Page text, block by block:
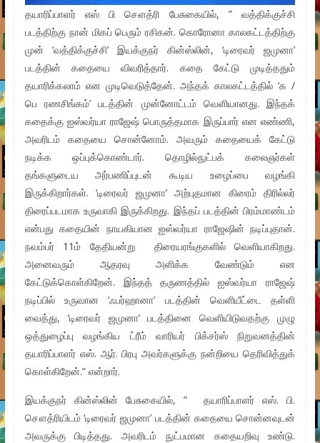
தயாரிப்பாளர் எஸ் பி சௌத்ரி பேசுகையில், ” வத்திக்குச்சி
படத்திற்கு நான் மிகப் பெரும் ரசிகன். கொரோனா காலகட்டத்திற்கு
முன் ‘வத்திக்குச்சி’ இயக்குநர் கின்ஸ்லின், ‘டிரைவர் ஜமுனா’
படத்தின் கதையை விவரித்தார். கதை கேட்டு முடித்ததும்
தயாரிக்கலாம் என முடிவெடுத்தேன். அந்தக் காலகட்டத்தில் ‘க /
பெ ரணசிங்கம்’ படத்தின் முன்னோட்டம் வெளியானது. இந்தக்
கதைக்கு ஐஸ்வர்யா ராஜேஷ் பொருத்தமாக இருப்பார் என எண்ணி,
அவரிடம் கதையை சொன்னோம். அவரும் கதையைக் கேட்டு
நடிக்க ஒப்புக்கொண்டார். தொழில்நுட்பக் கலைஞர்கள்
தங்களுடைய அர்பணிப்புடன் கூடிய உழைப்பை வழங்கி
இருக்கிறார்கள். ‘டிரைவர் ஜமுனா’ அற்புதமான கிரைம் திரில்லர்
திரைப்படமாக உருவாகி இருக்கிறது. இந்தப் படத்தின் பிரம்மாண்டம்
என்பது கதையின் நாயகியான ஐஸ்வர்யா ராஜேஷின் நடிப்புதான்.
நவம்பர் 11ம் தேதியன்று திரையரங்குகளில் வெளியாகிறது.
அனைவரும் ஆதரவு அளிக்க வேண்டும் என
கேட்டுக்கொள்கிறேன். இந்தத் தருணத்தில் ஐஸ்வர்யா ராஜேஷ்
நடிப்பில் உருவான ‘ஃபர்ஹானா’ படத்தின் வெளியீட்டை தள்ளி
வைத்து, ‘டிரைவர் ஜமுனா’ படத்தினை வெளியிடுவதற்கு முழு
ஒத்துழைப்பு வழங்கிய ட்ரீம் வாரியர் பிக்சர்ஸ் நிறுவனத்தின்
தயாரிப்பாளர் எஸ். ஆர். பிரபு அவர்களுக்கு நன்றியை தெரிவித்துக்
கொள்கிறேன்.” என்றார்.
இயக்குநர் கின்ஸ்லின் பேசுகையில், ” தயாரிப்பாளர் எஸ். பி.
சௌத்ரியிடம் ‘டிரைவர் ஜமுனா’ படத்தின் கதையை சொன்னவுடன்
அவருக்கு பிடித்தது. அவரிடம் நுட்பமான கதையறிவு உண்டு.